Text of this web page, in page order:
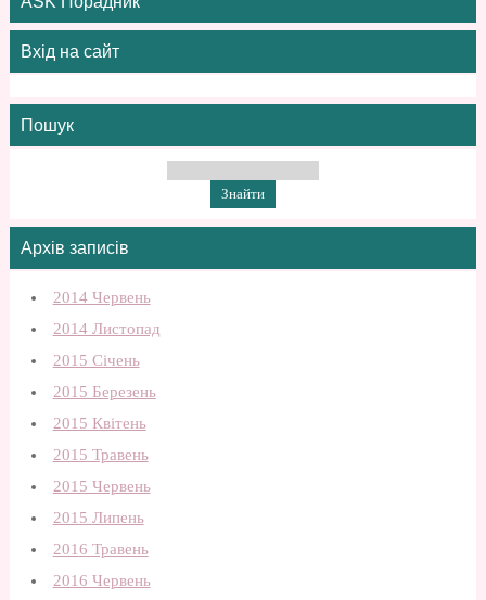
Вхід на сайт
Пошук
Архів записів
2014 Червень
2014 Листопад
2015 Січень
2015 Березень
2015 Квітень
2015 Травень
2015 Червень
2015 Липень
2016 Травень
2016 Червень